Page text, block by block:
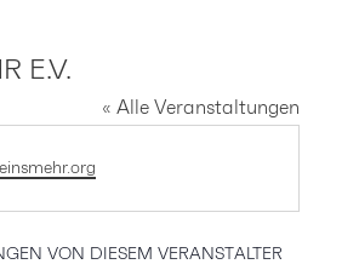
E.V.
« Alle Veranstaltungen
VON DIESEM VERANSTALTER